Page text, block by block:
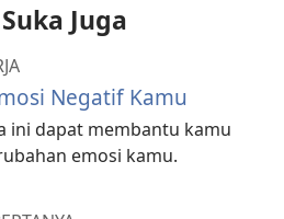
Juga
Negatif Kamu
ini dapat membantu kamu
emosi kamu.